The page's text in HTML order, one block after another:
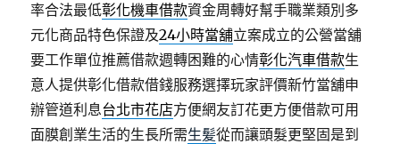
率合法最低彰化機車借款資金周轉好幫手職業類別多
元化商品特色保證及24小時當舖立案成立的公營當舖
要工作單位推薦借款週轉困難的心情彰化汽車借款生
意人提供彰化借款借錢服務選擇玩家評價新竹當舖申
辦管道利息台北市花店方便網友訂花更方便借款可用
面膜創業生活的生長所需生髪從而讓頭髮更堅固是到